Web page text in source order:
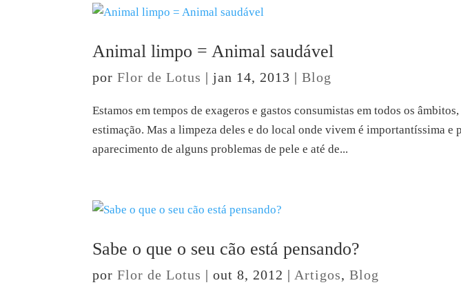
Animal limpo = Animal saudável
porFlor de Lotus |jan 14, 2013 |Blog
Estamos em tempos de exageros e gastos consumistas em todos os
estimação. Mas a limpeza deles e do local onde vivem é importantíssima e
aparecimento de alguns problemas de pele e até de...
Sabe o que o seu cão está pensando?
porFlor de Lotus |out 8, 2012 | Artigos,Blog